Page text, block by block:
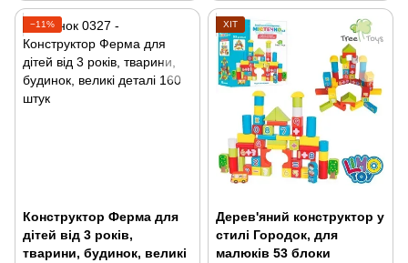
−11%
Конструктор Ферма для
дітей від 3 років,
тварини, будинок, великі
ХІТ
Дерев'яний конструктор у
стилі Городок, для
малюків 53 блоки